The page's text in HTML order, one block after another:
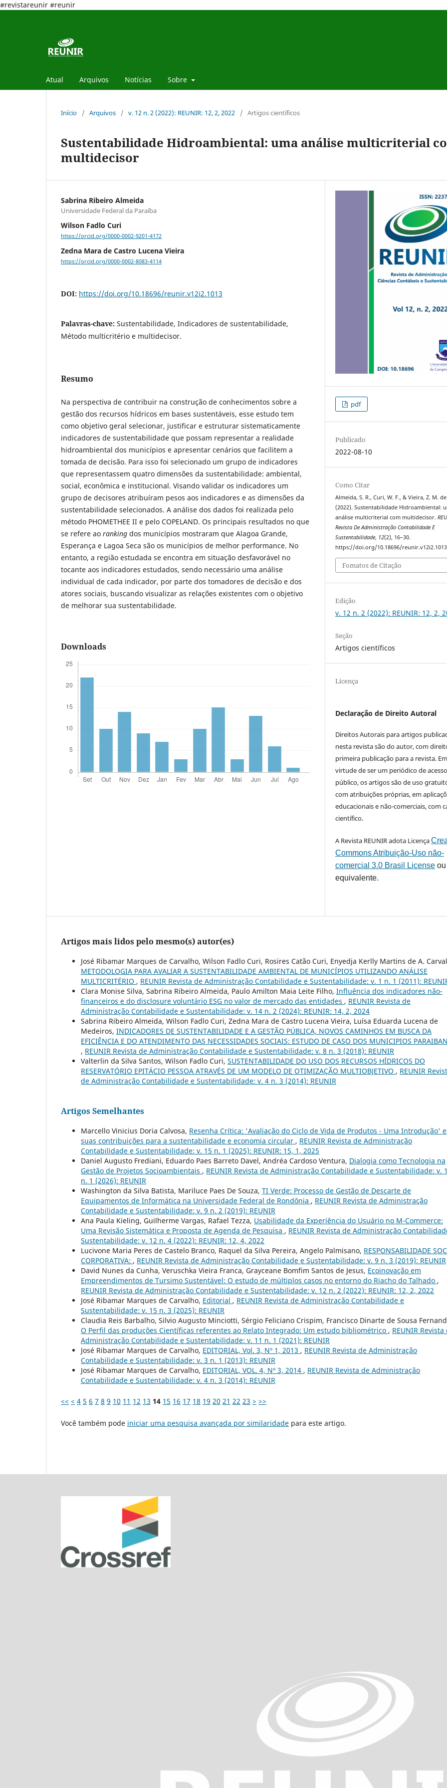
#revistareunir #reunir
Atual Arquivos Notícias Sobre
Início / Arquivos / v. 12 n. 2 (2022): REUNIR: 12, 2, 2022 / Artigos científicos
Sustentabilidade Hidroambiental: uma análise multicriterial
multidecisor
Sabrina Ribeiro Almeida
Universidade Federal da Paraíba
Wilson Fadlo Curi
https://orcid.org/0000-0002-9201-4172
Zedna Mara de Castro Lucena Vieira
https://orcid.org/0000-0002-8083-4114
DOI: https://doi.org/10.18696/reunir.v12i2.1013
Palavras-chave: Sustentabilidade, Indicadores de sustentabilidade,
Método multicritério e multidecisor.
Resumo
Na perspectiva de contribuir na construção de conhecimentos sobre a
gestão dos recursos hídricos em bases sustentáveis, esse estudo tem
como objetivo geral selecionar, justificar e estruturar sistematicamente
indicadores de sustentabilidade que possam representar a realidade
hidroambiental dos municípios e apresentar cenários que facilitem a
tomada de decisão. Para isso foi selecionado um grupo de indicadores
que representassem quatro dimensões da sustentabilidade: ambiental,
social, econômica e institucional. Visando validar os indicadores um
grupo de decisores atribuíram pesos aos indicadores e as dimensões da
sustentabilidade selecionados. A análise dos dados foi realizada pelo
método PHOMETHEE II e pelo COPELAND. Os principais resultados no que
se refere ao ranking dos municípios mostraram que Alagoa Grande,
Esperança e Lagoa Seca são os municípios de melhor performance. No
entanto, a região estudada se encontra em situação desfavorável no
tocante aos indicadores estudados, sendo necessário uma análise
individual de cada indicador, por parte dos tomadores de decisão e dos
atores sociais, buscando visualizar as relações existentes com o objetivo
de melhorar sua sustentabilidade.
Downloads
pdf
Publicado
2022-08-10
Como Citar
Almeida, S. R., Curi, W. F., & Vieira, Z. M. de
(2022). Sustentabilidade Hidroambiental:
análise multicriterial com multidecisor.
Revista De Administração Contabilidade E
Sustentabilidade, 12(2), 16–30.
https://doi.org/10.18696/reunir.v12i2.1013
Fomatos de Citação
Edição
v. 12 n. 2 (2022): REUNIR: 12, 2,
Seção
Artigos científicos
Licença
Declaração de Direito Autoral
Direitos Autorais para artigos
nesta revista são do autor, com
primeira publicação para a revista. Em
virtude de ser um periódico de acesso
público, os artigos são de uso
com atribuições próprias, em
educacionais e não-comerciais, com
científico.
A Revista REUNIR adota Licença
Commons Atribuição-Uso não-
comercial 3.0 Brasil License
equivalente.
Artigos mais lidos pelo mesmo(s) autor(es)
José Ribamar Marques de Carvalho, Wilson Fadlo Curi, Rosires Catão Curi, Enyedja Kerlly Martins de A.
METODOLOGIA PARA AVALIAR A SUSTENTABILIDADE AMBIENTAL DE MUNICÍPIOS UTILIZANDO ANÁLISE
MULTICRITÉRIO , REUNIR Revista de Administração Contabilidade e Sustentabilidade: v. 1 n. 1 (2011):
Clara Monise Silva, Sabrina Ribeiro Almeida, Paulo Amilton Maia Leite Filho, Influência dos indicadores não-
financeiros e do disclosure voluntário ESG no valor de mercado das entidades , REUNIR Revista de
Administração Contabilidade e Sustentabilidade: v. 14 n. 2 (2024): REUNIR: 14, 2, 2024
Sabrina Ribeiro Almeida, Wilson Fadlo Curi, Zedna Mara de Castro Lucena Vieira, Luísa Eduarda Lucena de
Medeiros, INDICADORES DE SUSTENTABILIDADE E A GESTÃO PÚBLICA, NOVOS CAMINHOS EM BUSCA DA
EFICIÊNCIA E DO ATENDIMENTO DAS NECESSIDADES SOCIAIS: ESTUDO DE CASO DOS MUNICIPIOS
, REUNIR Revista de Administração Contabilidade e Sustentabilidade: v. 8 n. 3 (2018): REUNIR
Valterlin da Silva Santos, Wilson Fadlo Curi, SUSTENTABILIDADE DO USO DOS RECURSOS HÍDRICOS DO
RESERVATÓRIO EPITÁCIO PESSOA ATRAVÉS DE UM MODELO DE OTIMIZAÇÃO MULTIOBJETIVO , REUNIR
de Administração Contabilidade e Sustentabilidade: v. 4 n. 3 (2014): REUNIR
Artigos Semelhantes
Marcello Vinicius Doria Calvosa, Resenha Crítica: 'Avaliação do Ciclo de Vida de Produtos - Uma Introdução' e
suas contribuições para a sustentabilidade e economia circular , REUNIR Revista de Administração
Contabilidade e Sustentabilidade: v. 15 n. 1 (2025): REUNIR: 15, 1, 2025
Daniel Augusto Frediani, Eduardo Paes Barreto Davel, Andréa Cardoso Ventura, Dialogia como Tecnologia na
Gestão de Projetos Socioambientais , REUNIR Revista de Administração Contabilidade e Sustentabilidade: v.
n. 1 (2026): REUNIR
Washington da Silva Batista, Mariluce Paes De Souza, TI Verde: Processo de Gestão de Descarte de
Equipamentos de Informática na Universidade Federal de Rondônia , REUNIR Revista de Administração
Contabilidade e Sustentabilidade: v. 9 n. 2 (2019): REUNIR
Ana Paula Kieling, Guilherme Vargas, Rafael Tezza, Usabilidade da Experiência do Usuário no M-Commerce:
Uma Revisão Sistemática e Proposta de Agenda de Pesquisa , REUNIR Revista de Administração
Sustentabilidade: v. 12 n. 4 (2022): REUNIR: 12, 4, 2022
Lucivone Maria Peres de Castelo Branco, Raquel da Silva Pereira, Angelo Palmisano, RESPONSABILIDADE
CORPORATIVA: , REUNIR Revista de Administração Contabilidade e Sustentabilidade: v. 9 n. 3 (2019): REUNIR
David Nunes da Cunha, Veruschka Vieira Franca, Grayceane Bomfim Santos de Jesus, Ecoinovação em
Empreendimentos de Tursimo Sustentável: O estudo de múltiplos casos no entorno do Riacho do Talhado ,
REUNIR Revista de Administração Contabilidade e Sustentabilidade: v. 12 n. 2 (2022): REUNIR: 12, 2, 2022
José Ribamar Marques de Carvalho, Editorial , REUNIR Revista de Administração Contabilidade e
Sustentabilidade: v. 15 n. 3 (2025): REUNIR
Claudia Reis Barbalho, Silvio Augusto Minciotti, Sérgio Feliciano Crispim, Francisco Dinarte de Sousa
O Perfil das produções Científicas referentes ao Relato Integrado: Um estudo bibliométrico , REUNIR Revista
Administração Contabilidade e Sustentabilidade: v. 11 n. 1 (2021): REUNIR
José Ribamar Marques de Carvalho, EDITORIAL, Vol. 3, Nº 1, 2013 , REUNIR Revista de Administração
Contabilidade e Sustentabilidade: v. 3 n. 1 (2013): REUNIR
José Ribamar Marques de Carvalho, EDITORIAL, VOL. 4, Nº 3, 2014 , REUNIR Revista de Administração
Contabilidade e Sustentabilidade: v. 4 n. 3 (2014): REUNIR
<< < 4 5 6 7 8 9 10 11 12 13 14 15 16 17 18 19 20 21 22 23 > >>
Você também pode iniciar uma pesquisa avançada por similaridade para este artigo.